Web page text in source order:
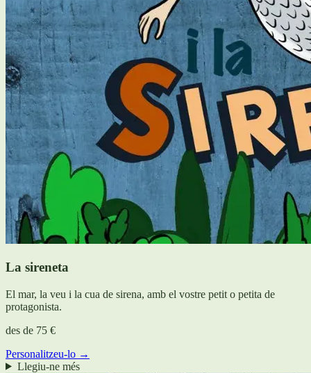
La sireneta
El mar, la veu i la cua de sirena, amb el vostre petit o petita de
protagonista.
des de 75 €
Personalitzeu-lo →
Llegiu-ne més